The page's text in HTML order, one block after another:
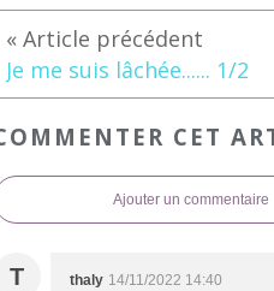
Je me suis lâchée...... 1/2
CET
Ajouter un commentaire
T thaly 14/11/2022 14:40